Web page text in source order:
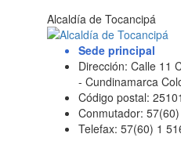
Alcaldía de Tocancipá
Sede principal
Dirección: Calle 11
- Cundinamarca
Código postal:
Conmutador:
Telefax: 57(60) 1